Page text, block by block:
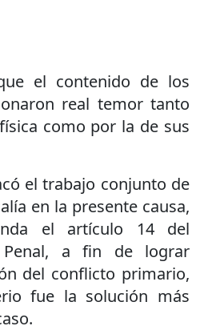
el contenido de los
real temor tanto
como por la de sus
el trabajo conjunto de
en la presente causa,
el artículo 14 del
Penal, a fin de lograr
del conflicto primario,
fue la solución más